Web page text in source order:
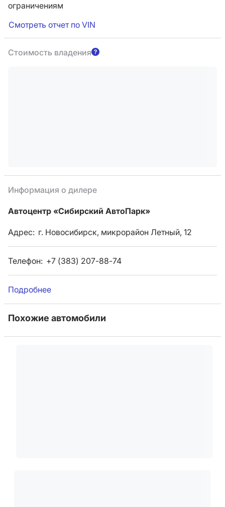
ограничениям
Смотреть отчет по VIN
Стоимость владения
Информация о дилере
Автоцентр «Сибирский АвтоПарк»
Адрес: г. Новосибирск, микрорайон Летный, 12
Телефон: +7 (383) 207-88-74
Подробнее
Похожие автомобили